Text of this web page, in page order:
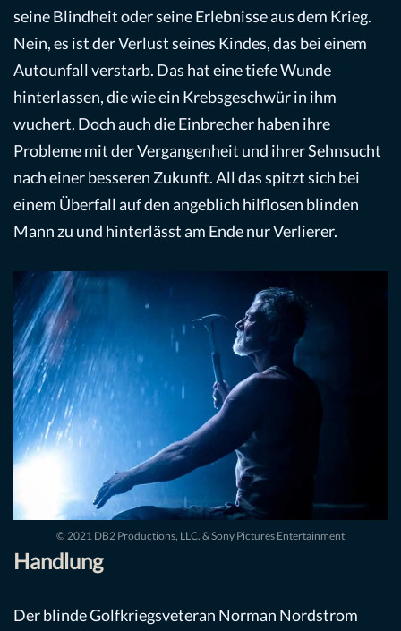
seine Blindheit oder seine Erlebnisse aus dem Krieg.
Nein, es ist der Verlust seines Kindes, das bei einem
Autounfall verstarb. Das hat eine tiefe Wunde
hinterlassen, die wie ein Krebsgeschwür in ihm
wuchert. Doch auch die Einbrecher haben ihre
Probleme mit der Vergangenheit und ihrer Sehnsucht
nach einer besseren Zukunft. All das spitzt sich bei
einem Überfall auf den angeblich hilflosen blinden
Mann zu und hinterlässt am Ende nur Verlierer.
© 2021 DB2 Productions, LLC. & Sony Pictures Entertainment
Handlung
Der blinde Golfkriegsveteran Norman Nordstrom